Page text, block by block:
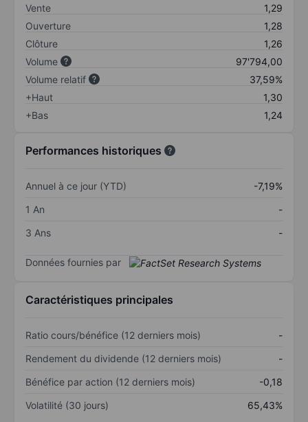
Vente
1,29
Ouverture
1,28
Clôture
1,26
Volume
97'794,00
Volume relatif
37,59%
+Haut
1,30
+Bas
1,24
Performances historiques
Annuel à ce jour (YTD)
-7,19%
1 An
-
3 Ans
-
Données fournies par
Caractéristiques principales
Ratio cours/bénéfice (12 derniers mois)
-
Rendement du dividende (12 derniers mois)
-
Bénéfice par action (12 derniers mois)
-0,18
Volatilité (30 jours)
65,43%